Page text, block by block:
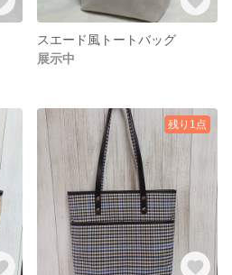
スエード風トートバッグ
展示中
残り1点